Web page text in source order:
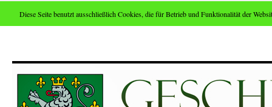
Zum
Inhalt
Diese Seite benutzt ausschließlich Cookies, die für Betrieb und Funktionalität der